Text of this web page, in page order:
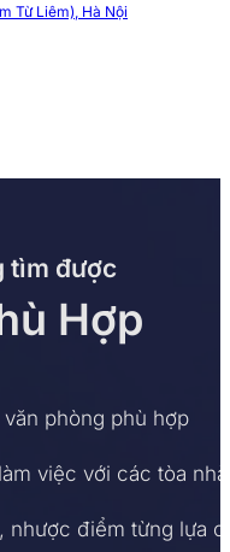
Từ Liêm), Hà Nội
tìm được
Hợp
phòng phù hợp
việc với các tòa nhà
nhược điểm từng lựa